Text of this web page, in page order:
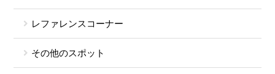
レファレンスコーナー
その他のスポット